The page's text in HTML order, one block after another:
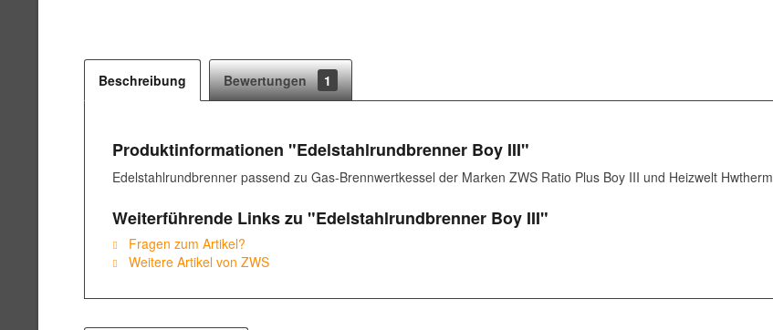
Beschreibung Bewertungen 1
Produktinformationen "Edelstahlrundbrenner Boy III"
Edelstahlrundbrenner passend zu Gas-Brennwertkessel der Marken ZWS Ratio Plus Boy III und Heizwelt Hwtherm
Weiterführende Links zu "Edelstahlrundbrenner Boy III"
Fragen zum Artikel?
Weitere Artikel von ZWS